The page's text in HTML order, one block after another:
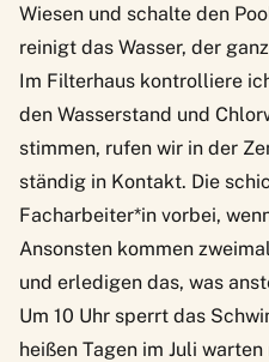
Wiesen und schalte den
reinigt das Wasser, der
Im Filterhaus kontrolliere
den Wasserstand und
stimmen, rufen wir in der
ständig in Kontakt. Die
Facharbeiter*in vorbei,
Ansonsten kommen
und erledigen das, was
Um 10 Uhr sperrt das
heißen Tagen im Juli